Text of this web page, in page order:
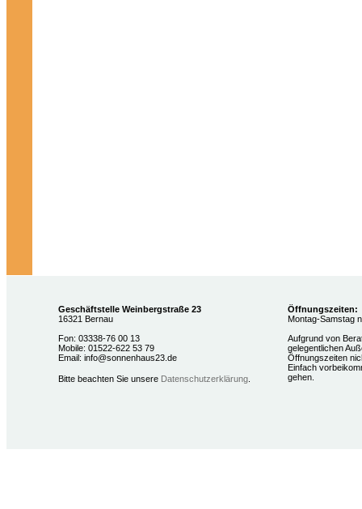
Geschäftstelle Weinbergstraße 23
16321 Bernau
Fon: 03338-76 00 13
Mobile: 01522-622 53 79
Email: info@sonnenhaus23.de
Bitte beachten Sie unsere Datenschutzerklärung
Öffnungszeiten:
Montag-Samstag
Aufgrund von
gelegentlichen
Öffnungszeiten
Einfach
gehen.